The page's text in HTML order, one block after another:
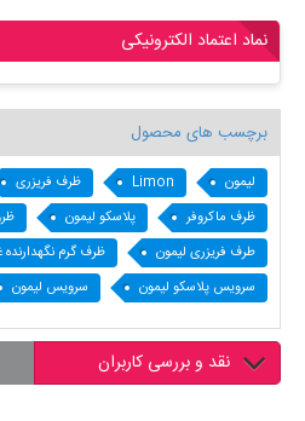
نماد اعتماد الکترونیکی
برچسب های محصول
لیمون Limon ظرف فریزری
ظرف ماکروفر
پلاسکو لیمون
طرف فریزری لیمون
ظرف گرم نگهدارنده
سرویس پلاسکو لیمون
سرویس لیمون
نقد و بررسی کاربران